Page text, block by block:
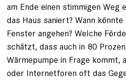
am Ende einen stimmigen Weg
das Haus saniert? Wann könnte
Fenster angehen? Welche
schätzt, dass auch in 80
Wärmepumpe in Frage kommt,
oder Internetforen oft das